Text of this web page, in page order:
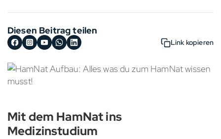
Diesen Beitrag teilen
Link kopieren
Mit dem HamNat ins
Medizinstudium